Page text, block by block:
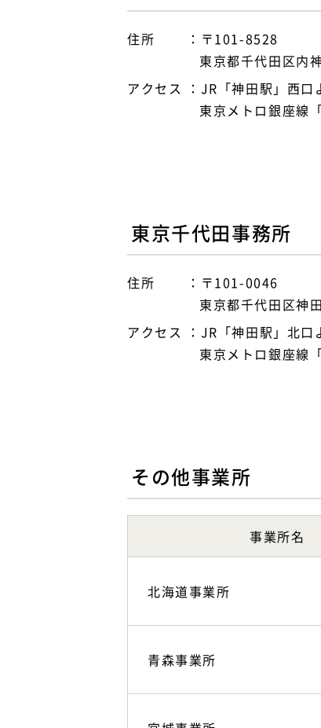
住所
〒101-8528
東京都千代田区内
アクセス
JR「神田駅」西口
東京メトロ銀座線
東京千代田事務所
住所
〒101-0046
東京都千代田区神
アクセス
JR「神田駅」北口
東京メトロ銀座線
その他事業所
事業所名
北海道事業所
青森事業所